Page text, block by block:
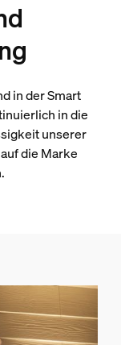
in der Smart
in die
unserer
die Marke